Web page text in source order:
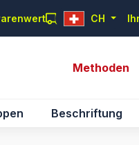
CH
Methoden
Beschriftung